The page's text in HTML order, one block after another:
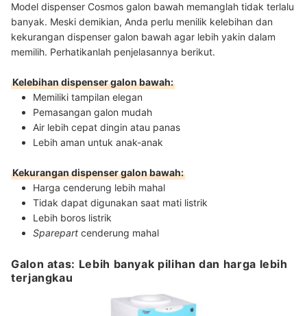
Model dispenser Cosmos galon bawah memanglah tidak terlalu
banyak. Meski demikian, Anda perlu menilik kelebihan dan
kekurangan dispenser galon bawah agar lebih yakin dalam
memilih. Perhatikanlah penjelasannya berikut.
Kelebihan dispenser galon bawah:
Memiliki tampilan elegan
Pemasangan galon mudah
Air lebih cepat dingin atau panas
Lebih aman untuk anak-anak
Kekurangan dispenser galon bawah:
Harga cenderung lebih mahal
Tidak dapat digunakan saat mati listrik
Lebih boros listrik
Sparepart cenderung mahal
Galon atas: Lebih banyak pilihan dan harga lebih
terjangkau